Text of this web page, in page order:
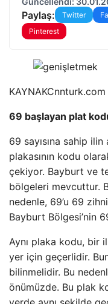
Paylaş: Twitter
Pinterest
KAYNAKCnnturk.com
69 başlayan plat
69 sayısına sahip
plakasının kodu
çekiyor. Bayburt ve
bölgeleri mevcuttur.
nedenle, 69’u 69
Bayburt Bölgesi’nin
Aynı plaka kodu, bir
yer için geçerlidir.
bilinmelidir. Bu
önümüzde. Bu plak